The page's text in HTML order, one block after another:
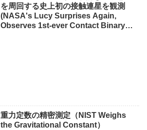
を周回する史上初の接触連星を観測
(NASA's Lucy Surprises Again,
Observes 1st-ever Contact Binary
重力定数の精密測定（NIST Weighs
the Gravitational Constant）